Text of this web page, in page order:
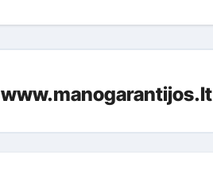
www.manogarantijos.lt